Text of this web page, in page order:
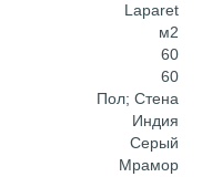
Laparet
м2
60
60
Пол; Стена
Индия
Серый
Мрамор